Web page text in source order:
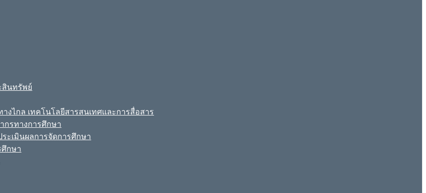
สินทรัพย์
งไกล เทคโนโลยีสารสนเทศและการสื่อสาร
รทางการศึกษา
ะเมินผลการจัดการศึกษา
ศึกษา